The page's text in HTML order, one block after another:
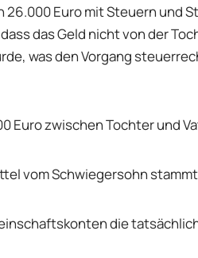
Euro mit Steuern und
das Geld nicht von der
was den Vorgang
Euro zwischen Tochter und
vom Schwiegersohn
die